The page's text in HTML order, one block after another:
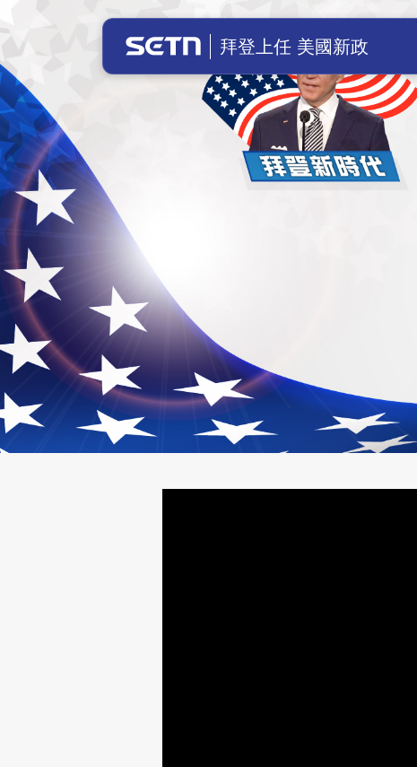
美國總統拜登上任！川普成立
拜登上任 美國新政